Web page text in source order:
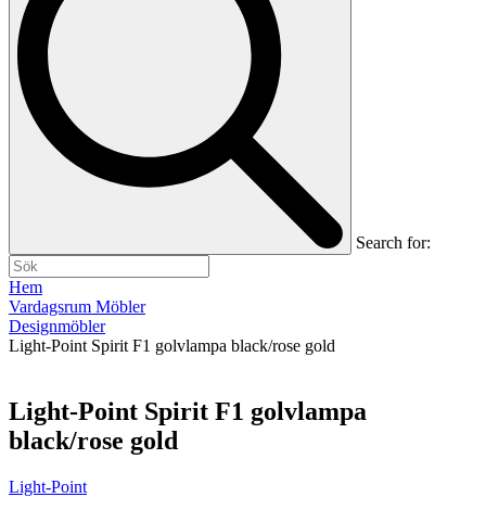
Search for:
Hem
Vardagsrum Möbler
Designmöbler
Light-Point Spirit F1 golvlampa black/rose gold
Light-Point Spirit F1 golvlampa
black/rose gold
Light-Point